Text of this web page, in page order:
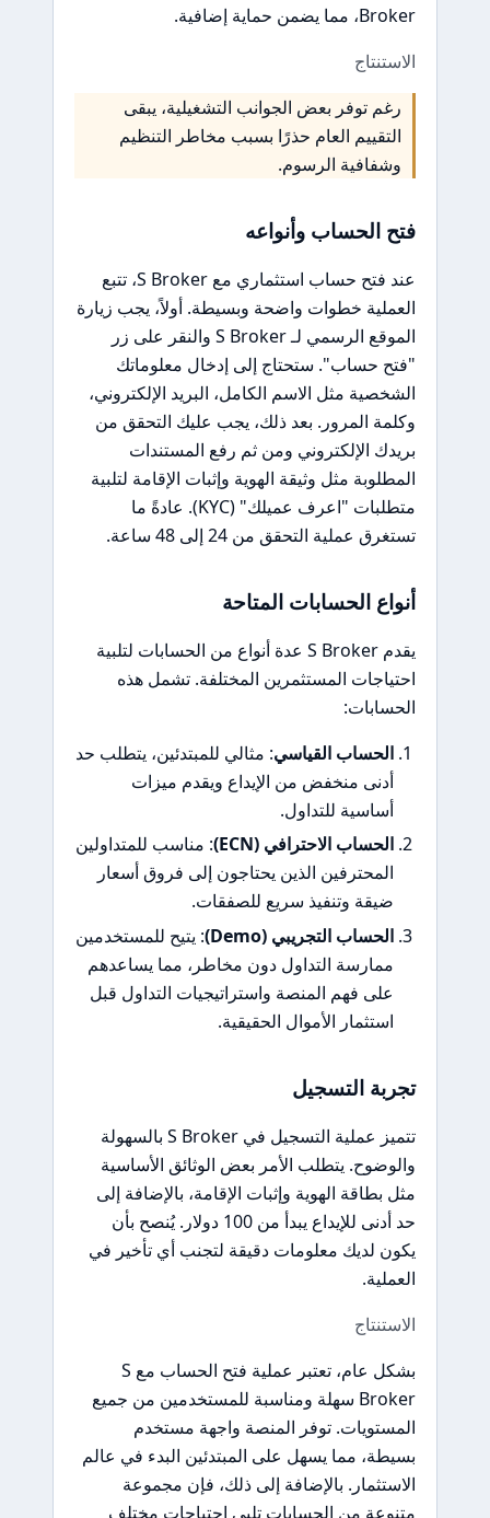
Broker، مما يضمن حماية إضافية.
الاستنتاج
رغم توفر بعض الجوانب التشغيلية، يبقى
التقييم العام حذرًا بسبب مخاطر التنظيم
وشفافية الرسوم.
فتح الحساب وأنواعه
عند فتح حساب استثماري مع S Broker، تتبع
العملية خطوات واضحة وبسيطة. أولاً، يجب زيارة
الموقع الرسمي لـ S Broker والنقر على زر
"فتح حساب". ستحتاج إلى إدخال معلوماتك
الشخصية مثل الاسم الكامل، البريد الإلكتروني،
وكلمة المرور. بعد ذلك، يجب عليك التحقق من
بريدك الإلكتروني ومن ثم رفع المستندات
المطلوبة مثل وثيقة الهوية وإثبات الإقامة لتلبية
متطلبات "اعرف عميلك" (KYC). عادةً ما
تستغرق عملية التحقق من 24 إلى 48 ساعة.
أنواع الحسابات المتاحة
يقدم S Broker عدة أنواع من الحسابات لتلبية
احتياجات المستثمرين المختلفة. تشمل هذه
الحسابات:
الحساب القياسي: مثالي للمبتدئين، يتطلب حد
أدنى منخفض من الإيداع ويقدم ميزات
أساسية للتداول.
الحساب الاحترافي (ECN)
: مناسب للمتداولين
المحترفين الذين يحتاجون إلى فروق أسعار
ضيقة وتنفيذ سريع للصفقات.
الحساب التجريبي (Demo)
: يتيح للمستخدمين
ممارسة التداول دون مخاطر، مما يساعدهم
على فهم المنصة واستراتيجيات التداول قبل
استثمار الأموال الحقيقية.
تجربة التسجيل
تتميز عملية التسجيل في S Broker بالسهولة
والوضوح. يتطلب الأمر بعض الوثائق الأساسية
مثل بطاقة الهوية وإثبات الإقامة، بالإضافة إلى
حد أدنى للإيداع يبدأ من 100 دولار. يُنصح بأن
يكون لديك معلومات دقيقة لتجنب أي تأخير في
العملية.
الاستنتاج
بشكل عام، تعتبر عملية فتح الحساب مع S
Broker سهلة ومناسبة للمستخدمين من جميع
المستويات. توفر المنصة واجهة مستخدم
بسيطة، مما يسهل على المبتدئين البدء في عالم
الاستثمار. بالإضافة إلى ذلك، فإن مجموعة
متنوعة من الحسابات تلبي احتياجات مختلف